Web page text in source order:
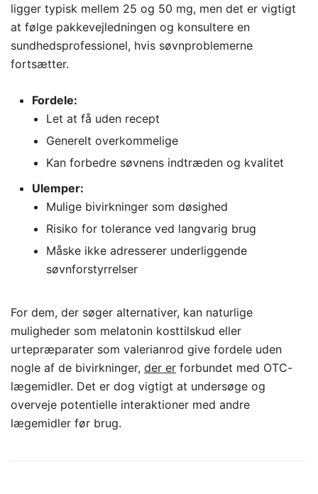
ligger typisk mellem 25 og 50 mg, men det er vigtigt
at følge pakkevejledningen og konsultere en
sundhedsprofessionel, hvis søvnproblemerne
fortsætter.
Fordele:
Let at få uden recept
Generelt overkommelige
Kan forbedre søvnens indtræden og kvalitet
Ulemper:
Mulige bivirkninger som døsighed
Risiko for tolerance ved langvarig brug
Måske ikke adresserer underliggende
søvnforstyrrelser
For dem, der søger alternativer, kan naturlige
muligheder som melatonin kosttilskud eller
urtepræparater som valerianrod give fordele uden
nogle af de bivirkninger, der er forbundet med OTC-
lægemidler. Det er dog vigtigt at undersøge og
overveje potentielle interaktioner med andre
lægemidler før brug.